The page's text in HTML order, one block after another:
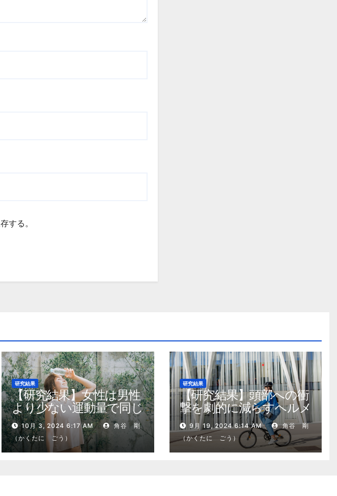
する。
研究結果
【研究結果】女性は男性
より少ない運動量で同じ
健康効果を得る
10月 3, 2024 6:17 AM
角谷 剛
（かくたに ごう）
研究結果
【研究結果】頭部への衝
撃を劇的に減らすヘルメ
ット内部パッド
9月 19, 2024 6:14 AM
角谷 剛
（かくたに ごう）